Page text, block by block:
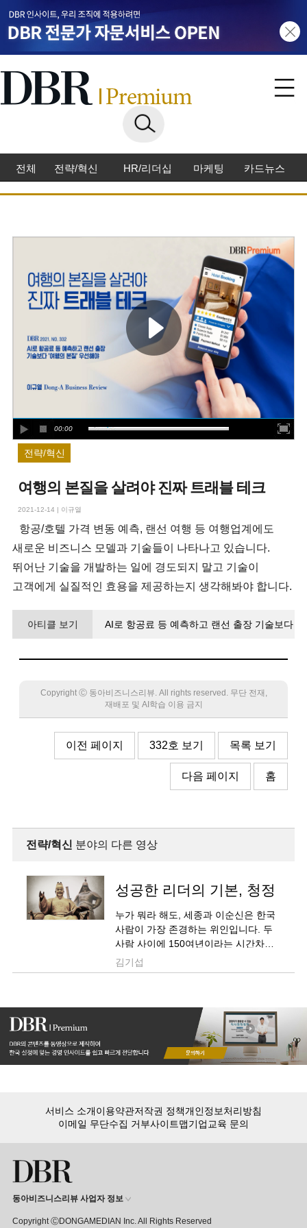
전체 전략/혁신 HR/리더십 마케팅 카드뉴스
00:00
전략/혁신
여행의 본질을 살려야 진짜 트래블 테크
2021-12-14 | 이규열
항공/호텔 가격 변동 예측, 랜선 여행 등 여행업계에도
새로운 비즈니스 모델과 기술들이 나타나고 있습니다.
뛰어난 기술을 개발하는 일에 경도되지 말고 기술이
고객에게 실질적인 효용을 제공하는지 생각해봐야 합니다.
아티클 보기
AI로 항공료 등 예측하고 랜선 출장 기술보다
Copyright Ⓒ 동아비즈니스리뷰. All rights reserved. 무단 전재,
재배포 및 AI학습 이용 금지
이전 페이지 332호 보기 목록 보기
다음 페이지 홈
전략/혁신 분야의 다른 영상
성공한 리더의 기본, 청정
누가 뭐라 해도, 세종과 이순신은 한국
사람이 가장 존경하는 위인입니다. 두
사람 사이에 150여년이라는 시간차가
존재하지만, 성공한 리더라는 공통점을
지니고 있습니다. 세종은 수성의
맞아 온몸을 던져 구국의 위업을
지금까지 두 사람에 대한 공통적인
특성을 융합하..
김기섭
서비스 소개이용약관저작권 정책개인정보처리방침
이메일 무단수집 거부사이트맵기업교육 문의
동아비즈니스리뷰 사업자 정보
Copyright ⒸDONGAMEDIAN Inc. All Rights Reserved